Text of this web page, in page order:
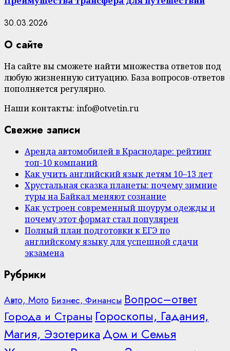
30.03.2026
О сайте
На сайте вы сможете найти множества ответов под
любую жизненную ситуацию. База вопросов-ответов
пополняется регулярно.
Наши контакты: info@otvetin.ru
Свежие записи
Аренда автомобилей в Краснодаре: рейтинг
топ-10 компаний
Как учить английский язык детям 10–13 лет
Хрустальная сказка планеты: почему зимние
туры на Байкал меняют сознание
Как устроен современный шоурум одежды и
почему этот формат стал популярен
Полный план подготовки к ЕГЭ по
английскому языку для успешной сдачи
экзамена
Рубрики
Авто, Мото Бизнес, Финансы Вопрос–ответ
Города и Страны Гороскопы, Гадания,
Магия, Эзотерика Дом и Семья